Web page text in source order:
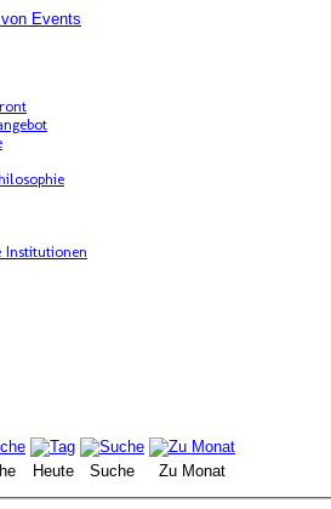
Institutionen
Heute Suche
Zu Monat